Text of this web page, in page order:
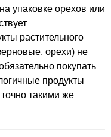
упаковке орехов или
растительного
орехи) не
покупать
продукты
такими же